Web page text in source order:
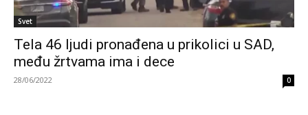
Svet
Tela 46 ljudi pronađena u prikolici u SAD,
među žrtvama ima i dece
28/06/2022 0